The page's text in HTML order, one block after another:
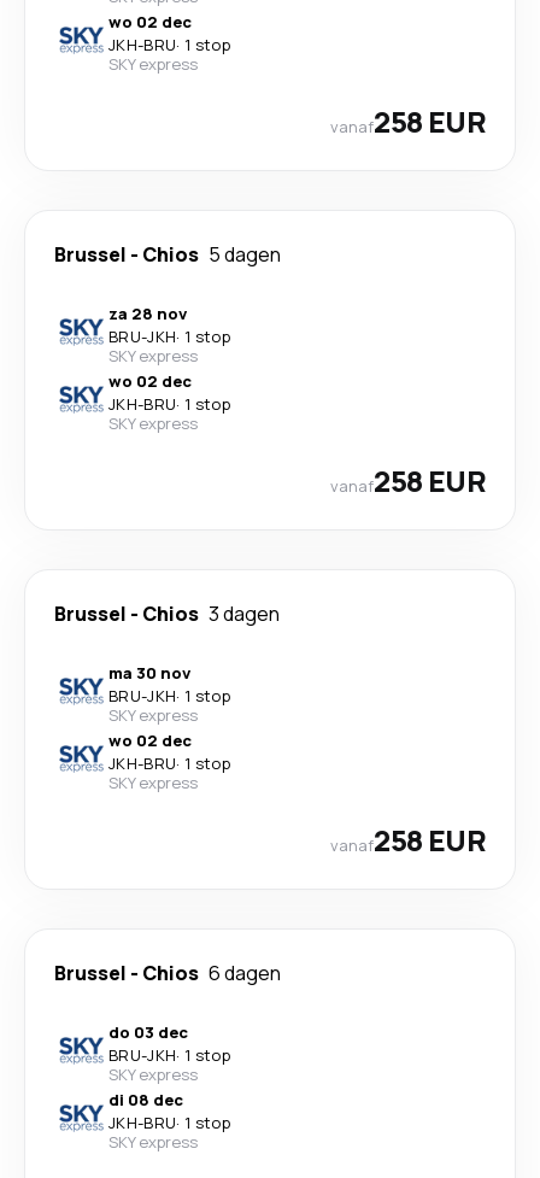
wo 02 dec
JKH-BRU· 1 stop
SKY express
vanaf258 EUR
Brussel - Chios 5 dagen
za 28 nov
BRU-JKH· 1 stop
SKY express
wo 02 dec
JKH-BRU· 1 stop
SKY express
vanaf258 EUR
Brussel - Chios 3 dagen
ma 30 nov
BRU-JKH· 1 stop
SKY express
wo 02 dec
JKH-BRU· 1 stop
SKY express
vanaf258 EUR
Brussel - Chios 6 dagen
do 03 dec
BRU-JKH· 1 stop
SKY express
di 08 dec
JKH-BRU· 1 stop
SKY express